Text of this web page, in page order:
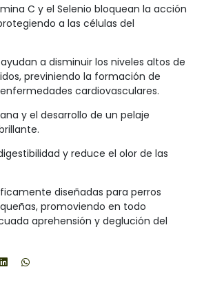
C y el Selenio bloquean la acción
a las células del
a disminuir los niveles altos de
previniendo la formación de
cardiovasculares.
y el desarrollo de un pelaje
y reduce el olor de las
diseñadas para perros
promoviendo en todo
aprehensión y deglución del